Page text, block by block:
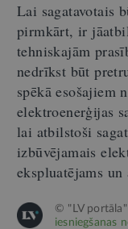
Lai sagatavotais
pirmkārt, ir
tehniskajām
nedrīkst būt
spēkā esošajiem
elektroenerģijas
lai atbilstoši
izbūvējamais
ekspluatējams un
© "LV
iesniegšanas